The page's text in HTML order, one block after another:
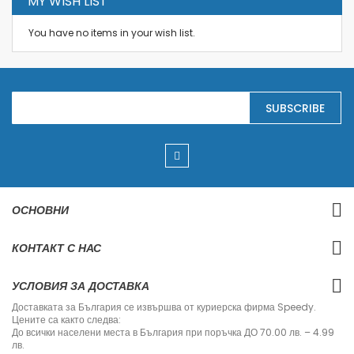
You have no items in your wish list.
S
g
o
O
N
s
e
t
t
e
SUBSCRIBE
ОСНОВНИ
КОНТАКТ С НАС
УСЛОВИЯ ЗА ДОСТАВКА
Доставката за България се извършва от куриерска фирма Speedy.
Цените са както следва:
До всички населени места в България при поръчка ДО 70.00 лв. – 4.99
лв.